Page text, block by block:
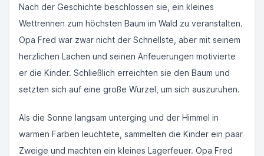
Nach der Geschichte beschlossen sie, ein kleines
Wettrennen zum höchsten Baum im Wald zu veranstalten.
Opa Fred war zwar nicht der Schnellste, aber mit seinem
herzlichen Lachen und seinen Anfeuerungen motivierte
er die Kinder. Schließlich erreichten sie den Baum und
setzten sich auf eine große Wurzel, um sich auszuruhen.
Als die Sonne langsam unterging und der Himmel in
warmen Farben leuchtete, sammelten die Kinder ein paar
Zweige und machten ein kleines Lagerfeuer. Opa Fred